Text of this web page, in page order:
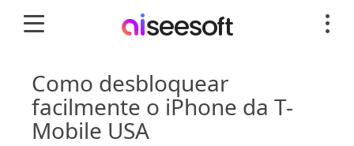
Como desbloquear
facilmente o iPhone da T-
Mobile USA